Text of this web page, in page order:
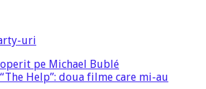
uri
pe Michael Bublé
“The Help”: doua filme care mi-au